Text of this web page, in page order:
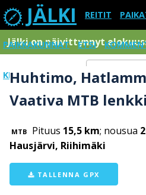
JÄLKI REITIT
PAIKKAKUNNAT ETSI
KIRJAUDU SISÄÄN Menu
Jälki on päivittynnyt
Huhtimo,
Vaativa MTB
MTB Pituus 15,5 km; nousua
Hausjärvi, Riihimäki
TALLENNA GPX